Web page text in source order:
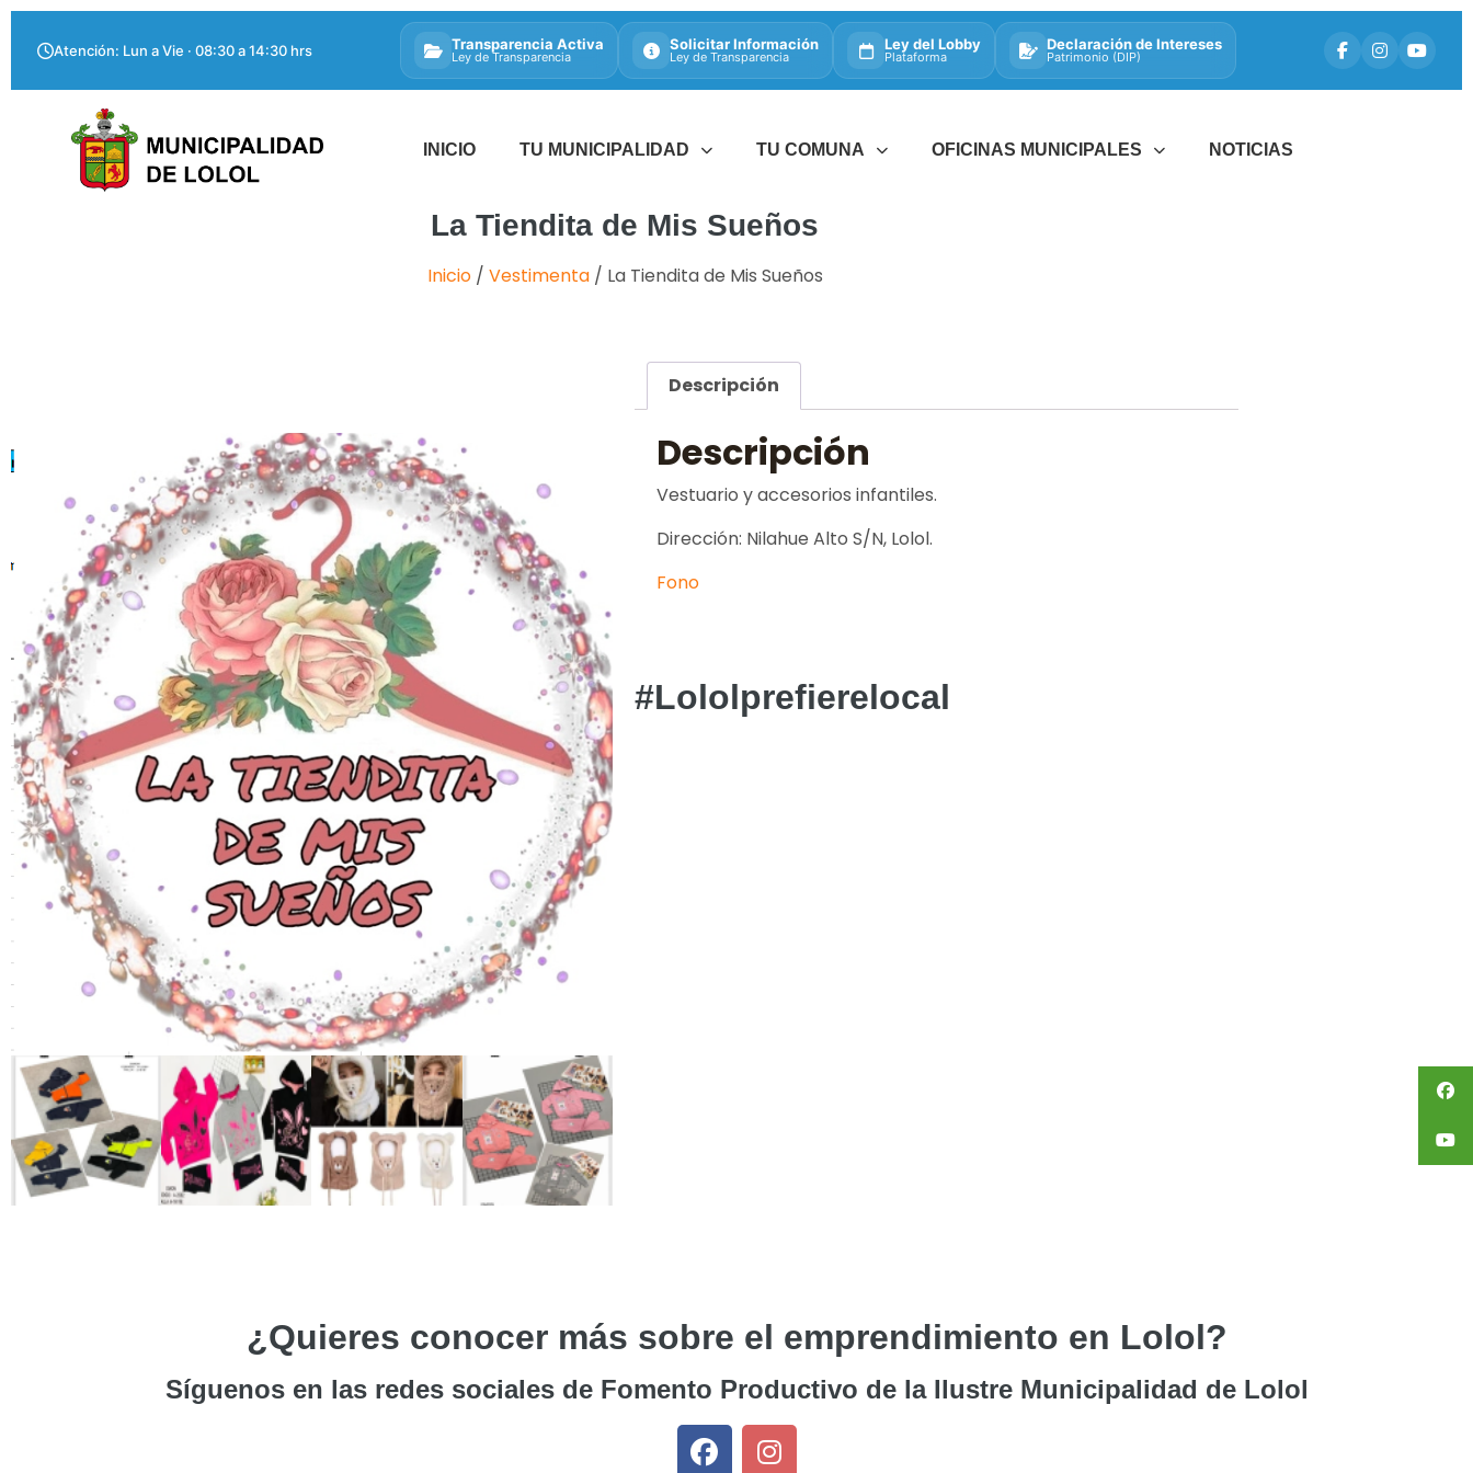
Atención: Lun a Vie · 08:30 a 14:30 hrs Transparencia Activa
Ley de Transparencia
Solicitar Información
Ley de Transparencia
Ley del Lobby
Plataforma
Declaración de Intereses
Patrimonio (DIP)
INICIO TU MUNICIPALIDAD TU COMUNA OFICINAS MUNICIPALES NOTICIAS
La Tiendita de Mis Sueños
Inicio/ Vestimenta/ La Tiendita de Mis Sueños
Descripción
Descripción
Vestuario y accesorios infantiles.
Dirección: Nilahue Alto S/N, Lolol.
Fono
#Lololprefierelocal
¿Quieres conocer más sobre el emprendimiento en Lolol?
Síguenos en las redes sociales de Fomento Productivo de la Ilustre Municipalidad de Lolol